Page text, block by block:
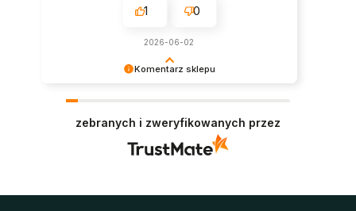
Komentarz sklepu
niezmiennie cieszyły oko. Pozdrawiamy :)
1 0
2026-06-02
zebranych i zweryfikowanych przez